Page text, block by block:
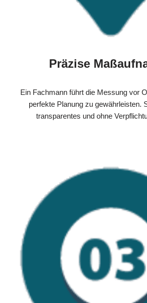
Präzise
Ein Fachmann führt die Messung vor
perfekte Planung zu gewährleisten.
transparentes und ohne